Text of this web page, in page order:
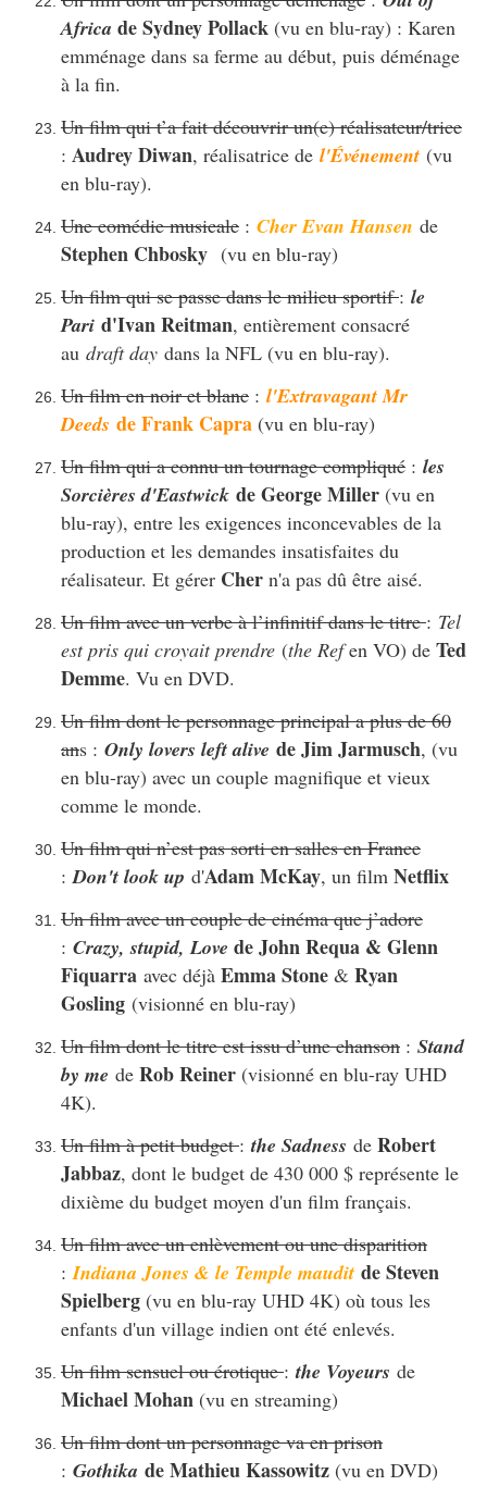
Africa de Sydney Pollack (vu en blu-ray) : Karen
emménage dans sa ferme au début, puis déménage
à la fin.
Un film qui t’a fait découvrir un(e) réalisateur/trice
: Audrey Diwan, réalisatrice de l'Événement (vu
en blu-ray).
Une comédie musicale : Cher Evan Hansen de
Stephen Chbosky (vu en blu-ray)
Un film qui se passe dans le milieu sportif: le
Pari d'Ivan Reitman, entièrement consacré
au draft day dans la NFL (vu en blu-ray).
Un film en noir et blanc : l'Extravagant Mr
Deeds de Frank Capra (vu en blu-ray)
Un film qui a connu un tournage compliqué : les
Sorcières d'Eastwick de George Miller (vu en
blu-ray), entre les exigences inconcevables de la
production et les demandes insatisfaites du
réalisateur. Et gérer Cher n'a pas dû être aisé.
Un film avec un verbe à l’infinitif dans le titre: Tel
est pris qui croyait prendre (the Refen VO) de Ted
Demme. Vu en DVD.
Un film dont le personnage principal a plus de 60
ans : Only lovers left alive de Jim Jarmusch, (vu
en blu-ray) avec un couple magnifique et vieux
comme le monde.
Un film qui n’est pas sorti en salles en France
:Don't look up d'Adam McKay, un film Netflix
Un film avec un couple de cinéma que j’adore
: Crazy, stupid, Love de John Requa & Glenn
Fiquarra avec déjà Emma Stone & Ryan
Gosling (visionné en blu-ray)
Un film dont le titre est issu d’une chanson : Stand
by me de Rob Reiner (visionné en blu-ray UHD
4K).
Un film à petit budget:the Sadness de Robert
Jabbaz, dont le budget de 430 000 $ représente le
dixième du budget moyen d'un film français.
Un film avec un enlèvement ou une disparition
:Indiana Jones & le Temple maudit de Steven
Spielberg (vu en blu-ray UHD 4K) où tous les
enfants d'un village indien ont été enlevés.
Un film sensuel ou érotique:the Voyeurs de
Michael Mohan (vu en streaming)
Un film dont un personnage va en prison
: Gothika de Mathieu Kassowitz (vu en DVD)